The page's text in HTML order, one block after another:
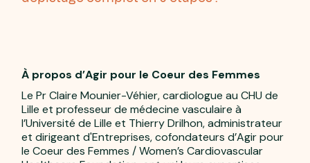
À propos d’Agir pour le Coeur des Femmes
Le Pr Claire Mounier-Véhier, cardiologue au CHU de
Lille et professeur de médecine vasculaire à
l’Université de Lille et Thierry Drilhon, administrateur
et dirigeant d'Entreprises, cofondateurs d’Agir pour
le Coeur des Femmes / Women’s Cardiovascular